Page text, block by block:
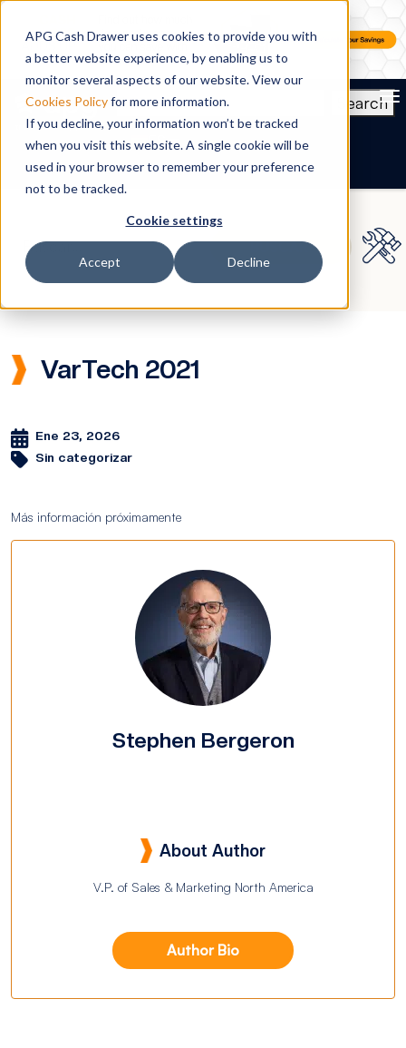
APG Cash Drawer uses cookies to provide you with
a better website experience, by enabling us to
monitor several aspects of our website. View our
Cookies Policyfor more information.
If you decline, your information won’t be tracked
when you visit this website. A single cookie will be
used in your browser to remember your preference
not to be tracked.
Cookie settings
Accept Decline
Search
ES
VarTech 2021
Ene 23, 2026
Sin categorizar
Más información próximamente
Stephen Bergeron
About Author
V.P. of Sales & Marketing North America
Author Bio